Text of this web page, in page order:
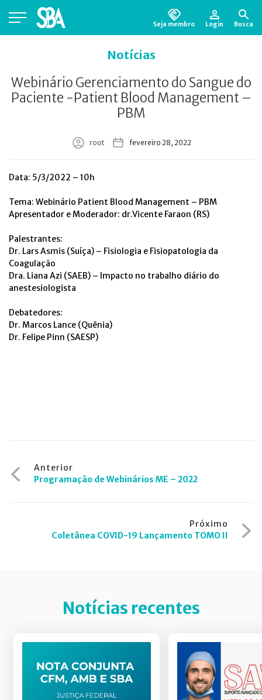
Seja membro Login Busca
Notícias
Webinário Gerenciamento do Sangue do
Paciente -Patient Blood Management –
PBM
root fevereiro 28, 2022
Data: 5/3/2022 – 10h
Tema: Webinário Patient Blood Management – PBM
Apresentador e Moderador: dr.Vicente Faraon (RS)
Palestrantes:
Dr. Lars Asmis (Suíça) – Fisiologia e Fisiopatologia da
Coagulação
Dra. Liana Azi (SAEB) – Impacto no trabalho diário do
anestesiologista
Debatedores:
Dr. Marcos Lance (Quênia)
Dr. Felipe Pinn (SAESP)
Navegação
de
Anterior
Programação de Webinários ME – 2022
Próximo
Coletânea COVID-19 Lançamento TOMO II
Notícias recentes